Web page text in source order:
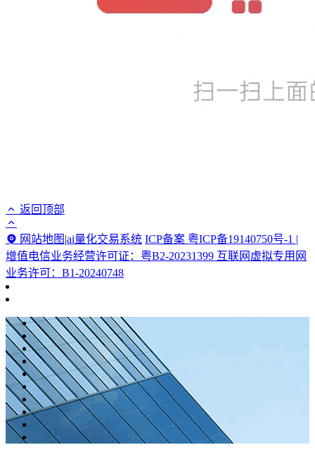
返回顶部
网站地图 |ai量化交易系统 ICP备案 粤ICP备19140750号-1 |
增值电信业务经营许可证：粤B2-20231399 互联网虚拟专用网
业务许可：B1-20240748